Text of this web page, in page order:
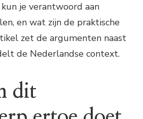
je verantwoord aan
en wat zijn de praktische
zet de argumenten naast
de Nederlandse context.
dit